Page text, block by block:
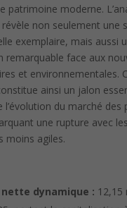
patrimoine moderne.
non seulement une
exemplaire, mais aussi
remarquable face aux
et environnementales.
ainsi un jalon
l’évolution du marché des
une rupture avec
moins agiles.
dynamique : 12,15